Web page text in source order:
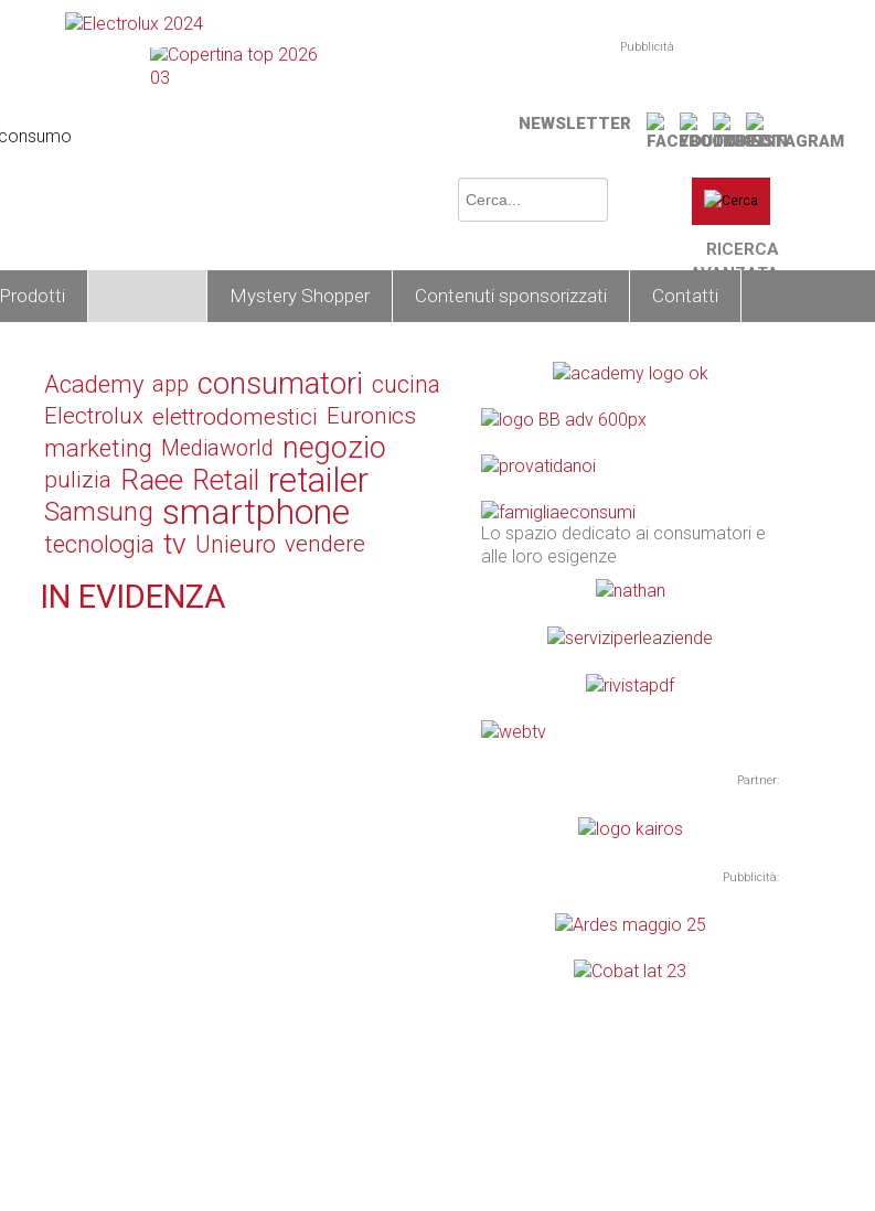
Pubblicità
NEWSLETTER
RICERCA
AVANZATA
Prodotti Mystery Shopper Contenuti sponsorizzati Contatti
Academy app consumatori cucina
Electrolux elettrodomestici Euronics
marketing Mediaworld negozio
pulizia Raee Retail retailer
Samsung smartphone
tecnologia tv Unieuro vendere
IN EVIDENZA
Lo spazio dedicato ai consumatori e
alle loro esigenze
Partner:
Pubblicità: